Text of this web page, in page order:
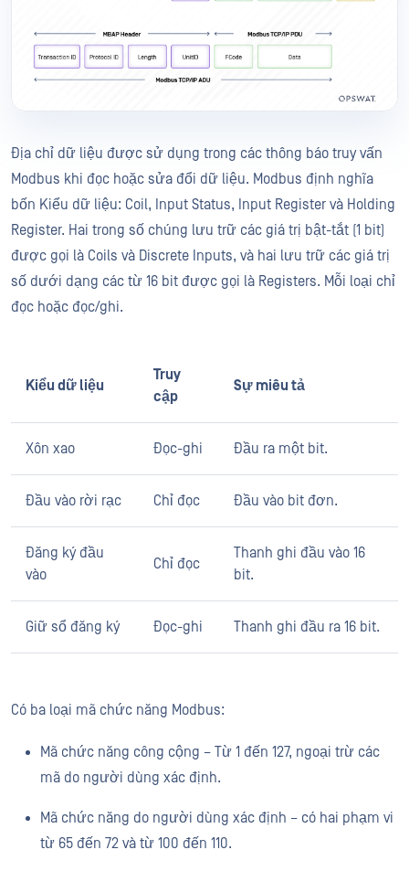
Địa chỉ dữ liệu được sử dụng trong các thông báo truy vấn
Modbus khi đọc hoặc sửa đổi dữ liệu. Modbus định nghĩa
bốn Kiểu dữ liệu: Coil, Input Status, Input Register và Holding
Register. Hai trong số chúng lưu trữ các giá trị bật-tắt (1 bit)
được gọi là Coils và Discrete Inputs, và hai lưu trữ các giá trị
số dưới dạng các từ 16 bit được gọi là Registers. Mỗi loại chỉ
đọc hoặc đọc/ghi.
Kiểu dữ liệu
Truy
cập
Sự miêu tả
Xôn xao Đọc-ghi Đầu ra một bit.
Đầu vào rời rạc Chỉ đọc Đầu vào bit đơn.
Đăng ký đầu
vào
Chỉ đọc
Thanh ghi đầu vào 16
bit.
Giữ sổ đăng ký Đọc-ghi Thanh ghi đầu ra 16 bit.
Có ba loại mã chức năng Modbus:
Mã chức năng công cộng – Từ 1 đến 127, ngoại trừ các
mã do người dùng xác định.
Mã chức năng do người dùng xác định – có hai phạm vi
từ 65 đến 72 và từ 100 đến 110.